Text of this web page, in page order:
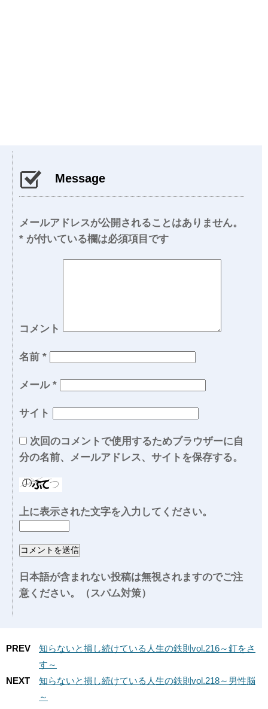
Message
メールアドレスが公開されることはありません。
* が付いている欄は必須項目です
コメント
名前 *
メール *
サイト
次回のコメントで使用するためブラウザーに自
分の名前、メールアドレス、サイトを保存する。
上に表示された文字を入力してください。
日本語が含まれない投稿は無視されますのでご注
意ください。（スパム対策）
PREV
知らないと損し続けている人生の鉄則vol.216～釘をさ
す～
NEXT
知らないと損し続けている人生の鉄則vol.218～男性脳
～